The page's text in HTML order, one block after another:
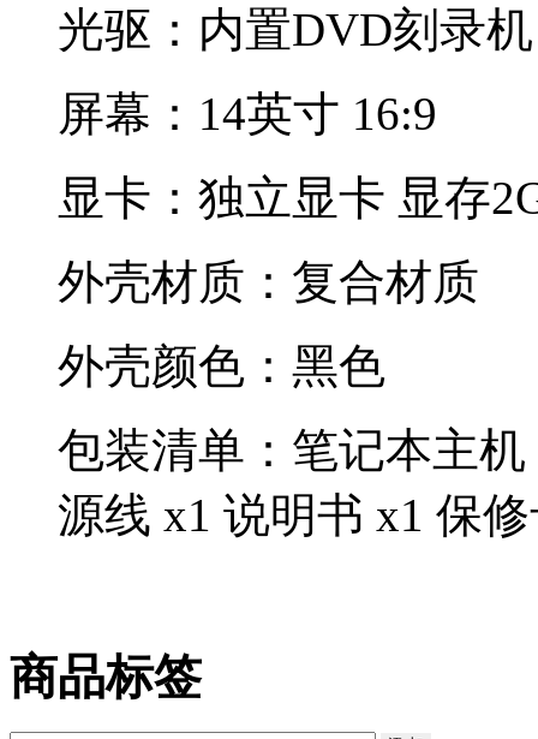
光驱：内置DVD刻录机
屏幕：14英寸 16:9
显卡：独立显卡 显存
外壳材质：复合材质
外壳颜色：黑色
包装清单：笔记本主
源线 x1 说明书 x1 保
商品标签